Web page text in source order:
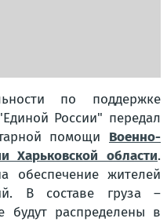
по поддержке
России" передал
помощи Военно-
Харьковской области.
обеспечение жителей
В составе груза –
будут распределены в